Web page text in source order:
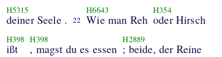
H5315
deiner Seele . 22
H6643
Wie man Reh
H354
oder Hirsch
H398
ißt
H398
, magst du es essen
H2889
; beide, der Reine